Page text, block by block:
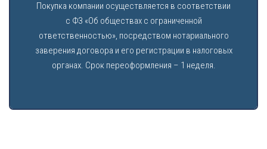
Покупка компании осуществляется в соответствии
с ФЗ «Об обществах с ограниченной
ответственностью», посредством нотариального
заверения договора и его регистрации в налоговых
органах. Срок переоформления – 1 неделя.